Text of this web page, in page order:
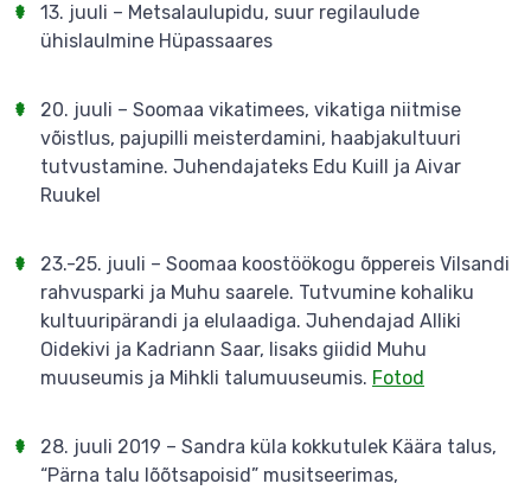
13. juuli – Metsalaulupidu, suur regilaulude
ühislaulmine Hüpassaares
20. juuli – Soomaa vikatimees, vikatiga niitmise
võistlus, pajupilli meisterdamini, haabjakultuuri
tutvustamine. Juhendajateks Edu Kuill ja Aivar
Ruukel
23.-25. juuli – Soomaa koostöökogu õppereis Vilsandi
rahvusparki ja Muhu saarele. Tutvumine kohaliku
kultuuripärandi ja elulaadiga. Juhendajad Alliki
Oidekivi ja Kadriann Saar, lisaks giidid Muhu
muuseumis ja Mihkli talumuuseumis. Fotod
28. juuli 2019 – Sandra küla kokkutulek Käära talus,
“Pärna talu lõõtsapoisid” musitseerimas,